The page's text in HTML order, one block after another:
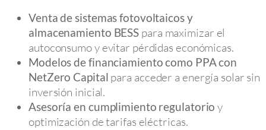
Venta de sistemas fotovoltaicos y
almacenamiento BESS para maximizar el
autoconsumo y evitar pérdidas económicas.
Modelos de financiamiento como PPA con
NetZero Capital para acceder a energía solar sin
inversión inicial.
Asesoría en cumplimiento regulatorio y
optimización de tarifas eléctricas.